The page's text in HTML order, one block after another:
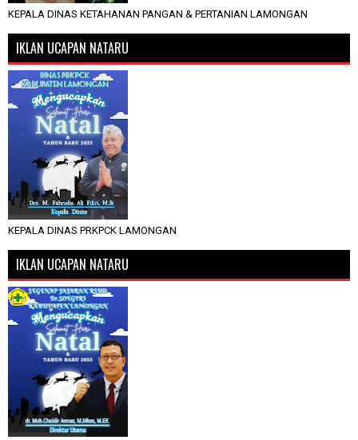
KEPALA DINAS KETAHANAN PANGAN & PERTANIAN LAMONGAN
IKLAN UCAPAN NATARU
KEPALA DINAS PRKPCK LAMONGAN
IKLAN UCAPAN NATARU